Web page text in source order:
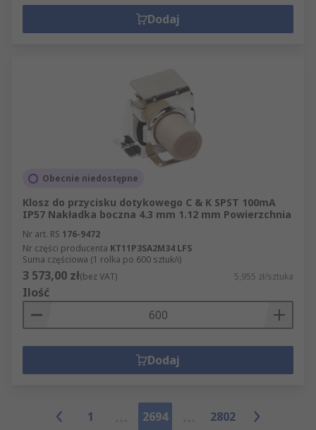
Dodaj
Obecnie niedostępne
Klosz do przycisku dotykowego C & K SPST 100mA
IP57 Nakładka boczna 4.3 mm 1.12 mm Powierzchnia
Nr art. RS 176-9472
Nr części producenta KT11P3SA2M34 LFS
Suma częściowa (1 rolka po 600 sztuk/i)
3 573,00 zł(bez VAT) 5,955 zł/sztuka
Ilość
Dodaj
1 2694
2802